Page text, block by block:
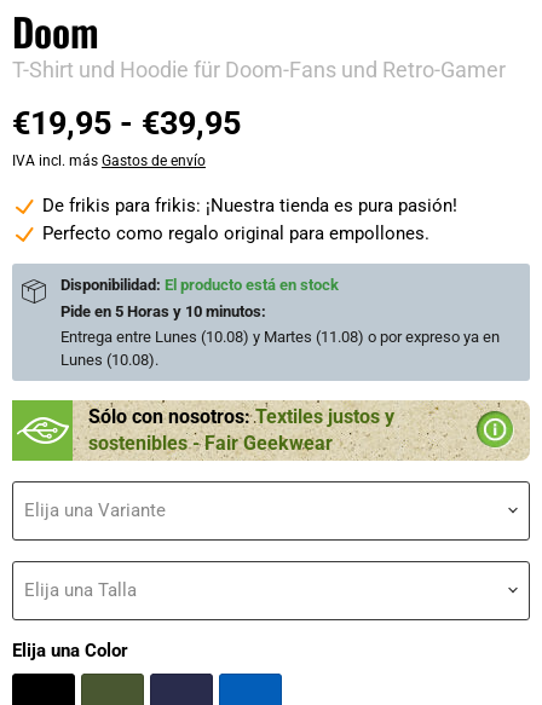
Doom
T-Shirt und Hoodie für Doom-Fans und Retro-Gamer
€19,95 - €39,95
IVA incl. más Gastos de envío
De frikis para frikis: ¡Nuestra tienda es pura pasión!
Perfecto como regalo original para empollones.
Disponibilidad: El producto está en stock
Pide en 5 Horas y 10 minutos:
Entrega entre Lunes (10.08) y Martes (11.08) o por expreso ya en
Lunes (10.08).
Sólo con nosotros:Textiles justos y
sostenibles - Fair Geekwear
Elija una Variante
Elija una Talla
Elija una Color